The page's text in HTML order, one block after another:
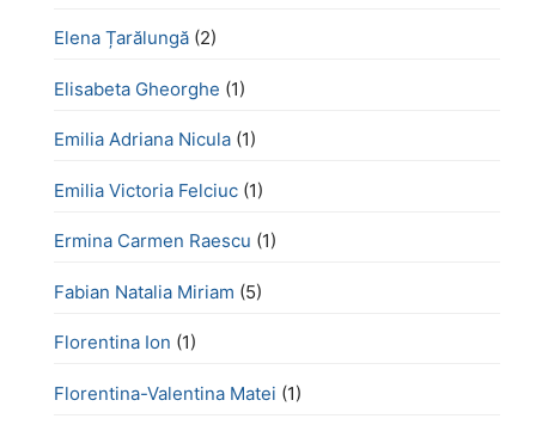
Elena Țarălungă (2)
Elisabeta Gheorghe (1)
Emilia Adriana Nicula (1)
Emilia Victoria Felciuc (1)
Ermina Carmen Raescu (1)
Fabian Natalia Miriam (5)
Florentina Ion (1)
Florentina-Valentina Matei (1)